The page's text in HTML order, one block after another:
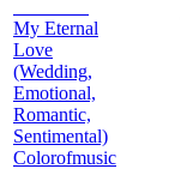
My Eternal
Love
(Wedding,
Emotional,
Romantic,
Sentimental)
Colorofmusic